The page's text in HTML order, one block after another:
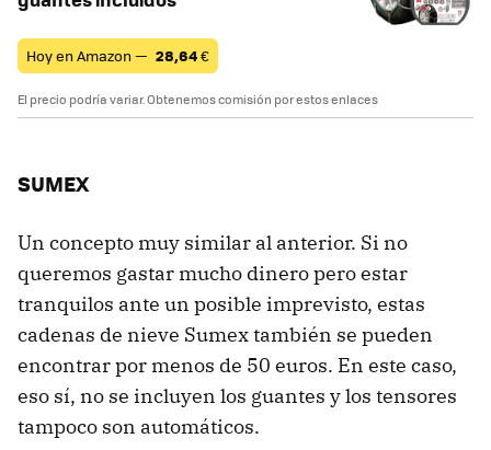
Hoy en Amazon — 28,64€
El precio podría variar. Obtenemos comisión por estos enlaces
SUMEX
Un concepto muy similar al anterior. Si no
queremos gastar mucho dinero pero estar
tranquilos ante un posible imprevisto, estas
cadenas de nieve Sumex también se pueden
encontrar por menos de 50 euros. En este caso,
eso sí, no se incluyen los guantes y los tensores
tampoco son automáticos.